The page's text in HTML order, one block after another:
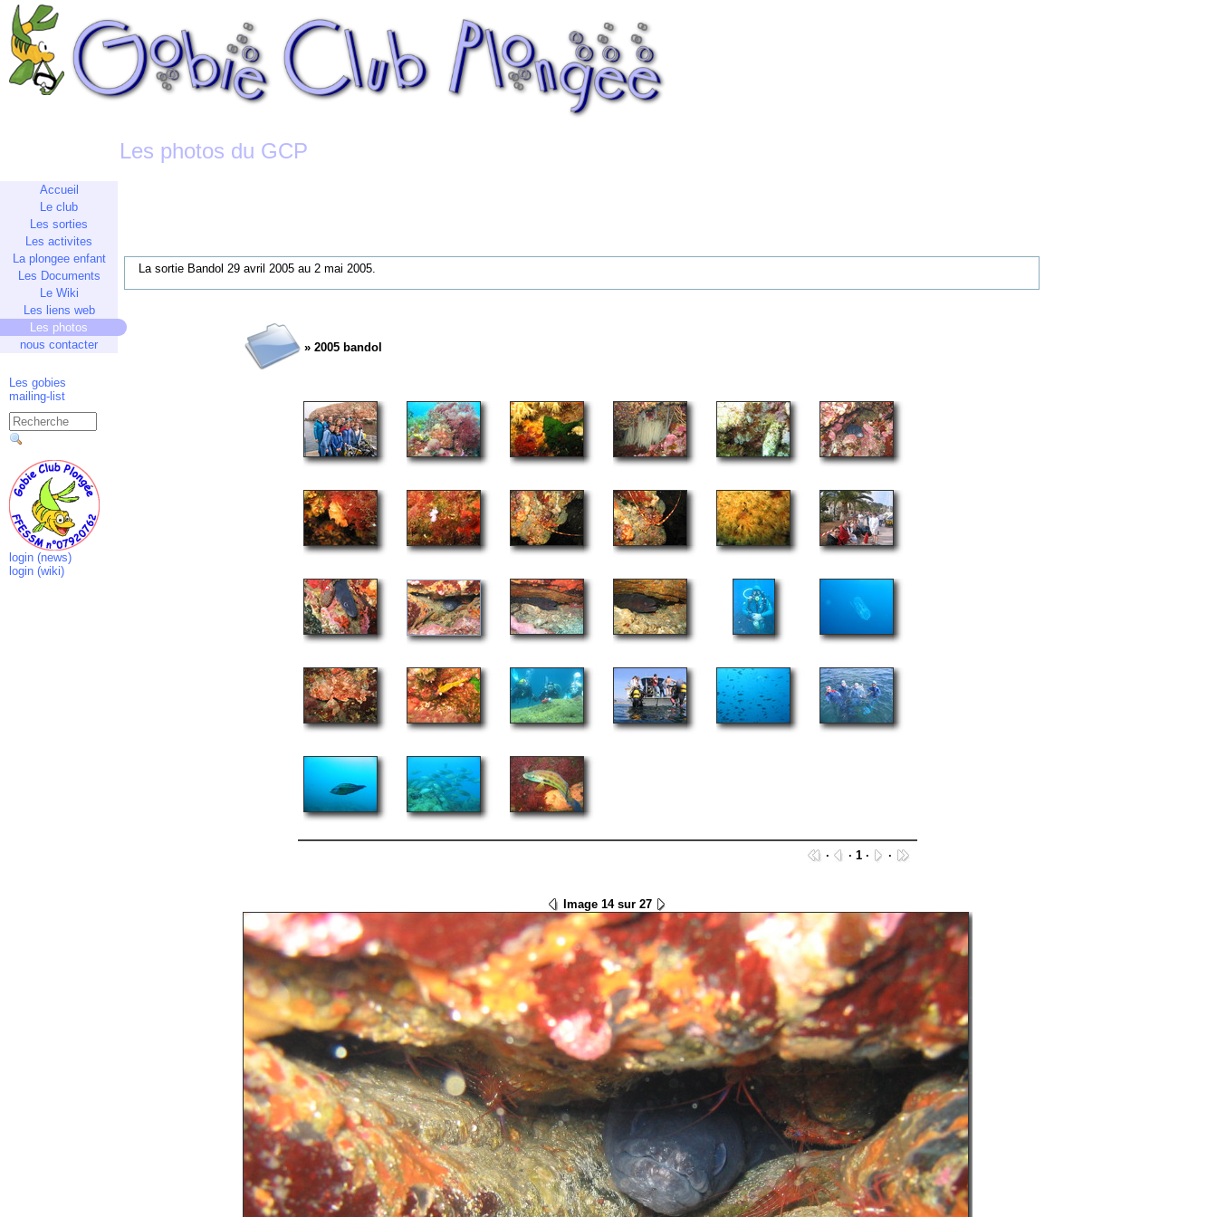
Les photos du GCP
Accueil
Le club
Les sorties
Les activites
La plongee enfant
Les Documents
Le Wiki
Les liens web
Les photos
nous contacter
Les gobies
mailing-list
login (news)
login (wiki)
La sortie Bandol 29 avril 2005 au 2 mai 2005.
» 2005 bandol
· · 1 · ·
Image 14 sur 27